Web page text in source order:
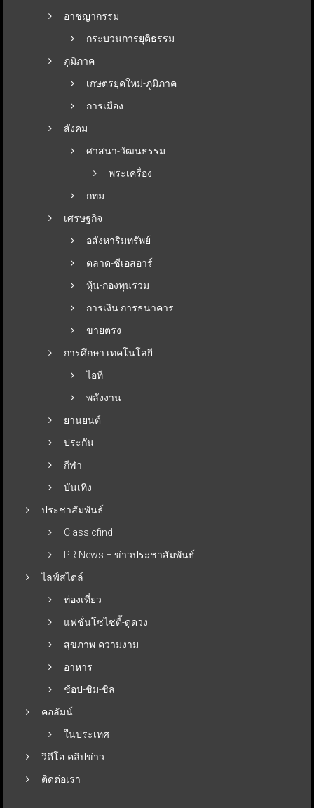
อาชญากรรม
กระบวนการยุติธรรม
ภูมิภาค
เกษตรยุคใหม่-ภูมิภาค
การเมือง
สังคม
ศาสนา-วัฒนธรรม
พระเครื่อง
กทม
เศรษฐกิจ
อสังหาริมทรัพย์
ตลาด-ซีเอสอาร์
หุ้น-กองทุนรวม
การเงิน การธนาคาร
ขายตรง
การศึกษา เทคโนโลยี
ไอที
พลังงาน
ยานยนต์
ประกัน
กีฬา
บันเทิง
ประชาสัมพันธ์
Classicfind
PR News – ข่าวประชาสัมพันธ์
ไลฟ์สไตล์
ท่องเที่ยว
แฟชั่นโซไซตี้-ดูดวง
สุขภาพ-ความงาม
อาหาร
ช้อป-ชิม-ชิล
คอลัมน์
ในประเทศ
วิดีโอ-คลิปข่าว
ติดต่อเรา